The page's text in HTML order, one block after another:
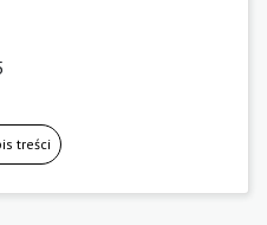
treści